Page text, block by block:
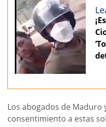
Los abogados de Maduro
consentimiento a estas